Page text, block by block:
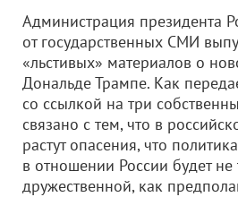
Администрация президента
от государственных СМИ
«льстивых» материалов о
Дональде Трампе. Как
со ссылкой на три
связано с тем, что в
растут опасения, что
в отношении России будет не
дружественной, как